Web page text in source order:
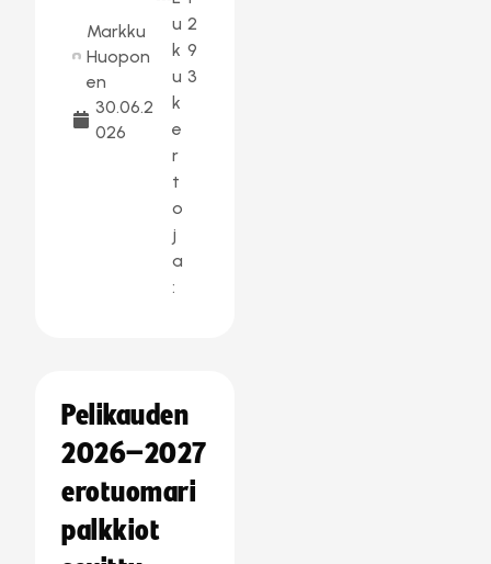
Markku
Huopon
en
30.06.2
026
u
k
u
k
e
r
t
o
j
a
:
2
9
3
Pelikauden
2026–2027
erotuomari
palkkiot